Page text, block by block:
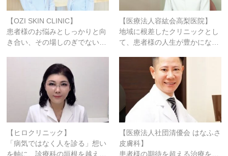
【OZI SKIN CLINIC】
患者様のお悩みとしっかりと向
き合い、その場しのぎでない…
【医療法人容紘会高梨医院】
地域に根差したクリニックとし
て、患者様の人生が豊かにな…
【ヒロクリニック】
「病気ではなく人を診る」想い
を軸に、診療科の垣根を越え…
【医療法人社団清優会 はなふさ
皮膚科】
患者様の期待を超える治療を…